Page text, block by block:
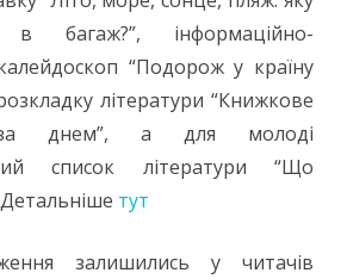
багаж?”, інформаційно-
“Подорож у країну
літератури “Книжкове
днем”, а для молоді
список літератури “Що
Детальніше тут
залишились у читачів